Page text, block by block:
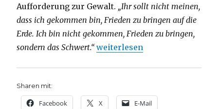
Aufforderung zur Gewalt. „Ihr sollt nicht meinen,
dass ich gekommen bin, Frieden zu bringen auf die
Erde. Ich bin nicht gekommen, Frieden zu bringen,
sondern das Schwert.“„Eine Kriegspredigt?
weiterlesen
Sharen mit:
Facebook X E-Mail